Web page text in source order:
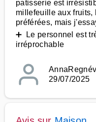
patisserie est
millefeuille aux fruits,
préférées, mais
➕ Le personnel est
irréprochable
29/07/2025